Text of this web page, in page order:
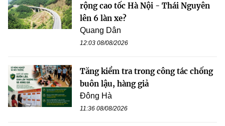
rộng cao tốc Hà Nội - Thái Nguyên
lên 6 làn xe?
Quang Dân
12:03 08/08/2026
Tăng kiểm tra trong công tác chống
buôn lậu, hàng giả
Đông Hà
11:36 08/08/2026